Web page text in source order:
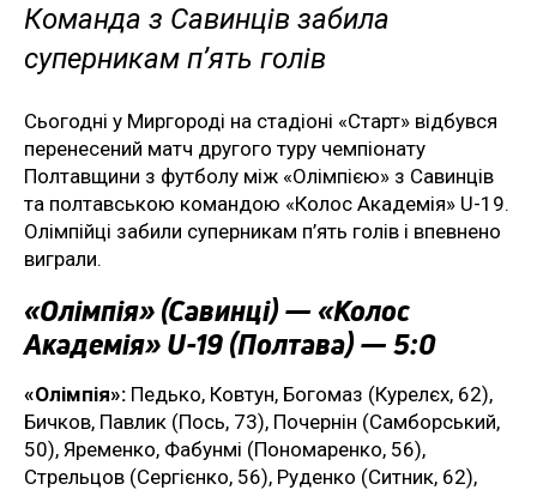
Команда з Савинців забила
суперникам п’ять голів
Сьогодні у Миргороді на стадіоні «Старт» відбувся
перенесений матч другого туру чемпіонату
Полтавщини з футболу між «Олімпією» з Савинців
та полтавською командою «Колос Академія» U-19.
Олімпійці забили суперникам п’ять голів і впевнено
виграли.
«Олімпія» (Савинці) — «Колос
Академія» U-19 (Полтава) — 5:0
«Олімпія»: Педько, Ковтун, Богомаз (Курелєх, 62),
Бичков, Павлик (Пось, 73), Почернін (Самборський,
50), Яременко, Фабунмі (Пономаренко, 56),
Стрельцов (Сергієнко, 56), Руденко (Ситник, 62),